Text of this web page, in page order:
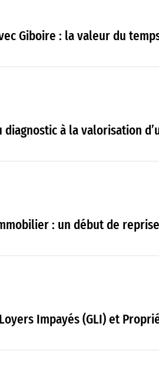
Giboire : la valeur du
diagnostic à la valorisation
: un début de
Impayés (GLI) et